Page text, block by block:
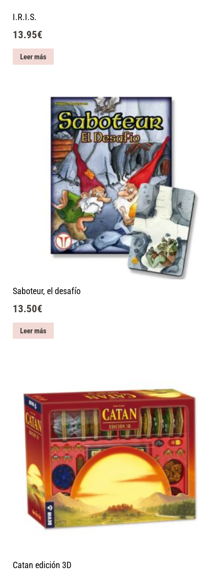
I.R.I.S.
13.95€
Leer más
Saboteur, el desafío
13.50€
Leer más
Catan edición 3D